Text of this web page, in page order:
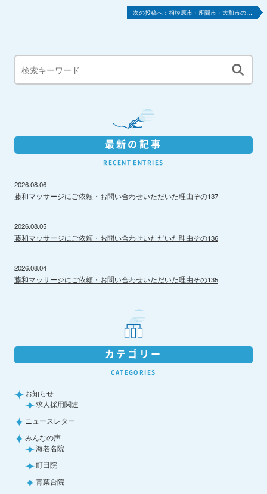
相模原市・座間市・大和市の…
最新の記事
RECENT ENTRIES
2026.08.06
藤和マッサージにご依頼・お問い合わせいただいた理由その137
2026.08.05
藤和マッサージにご依頼・お問い合わせいただいた理由その136
2026.08.04
藤和マッサージにご依頼・お問い合わせいただいた理由その135
カテゴリー
CATEGORIES
お知らせ
求人採用関連
ニュースレター
みんなの声
海老名院
町田院
青葉台院